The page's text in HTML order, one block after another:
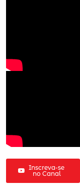
Inscreva-se
no Canal